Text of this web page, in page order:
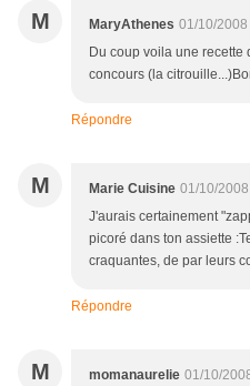
M MaryAthenes 01/10/2008
Du coup voila une
concours (la
Répondre
M Marie Cuisine 01/10/
J'aurais certainement
picoré dans ton assiette
craquantes, de par leurs
Répondre
M momanaurelie 01/10/